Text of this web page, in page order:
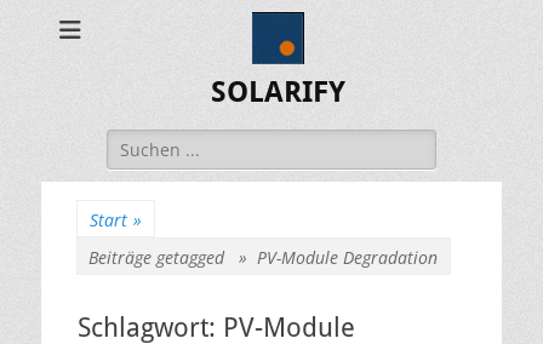
SOLARIFY
Suchen
nach:
Start »
Beiträge getagged » PV-Module Degradation
Schlagwort: PV-Module